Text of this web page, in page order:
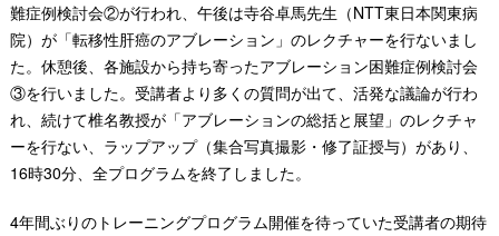
難症例検討会②が行われ、午後は寺谷卓馬先生（NTT東日本関東病
院）が「転移性肝癌のアブレーション」のレクチャーを行ないまし
た。休憩後、各施設から持ち寄ったアブレーション困難症例検討会
③を行いました。受講者より多くの質問が出て、活発な議論が行わ
れ、続けて椎名教授が「アブレーションの総括と展望」のレクチャ
ーを行ない、ラップアップ（集合写真撮影・修了証授与）があり、
16時30分、全プログラムを終了しました。
4年間ぶりのトレーニングプログラム開催を待っていた受講者の期待